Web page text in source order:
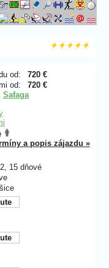
od:
720 €
od:
720 €
Safaga
a popis zájazdu »
15 dňové